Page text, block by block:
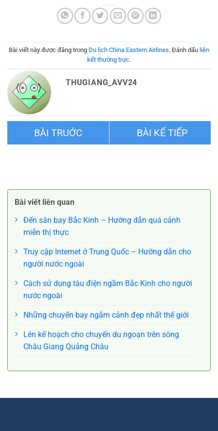
Bài viết này được đăng trong Du lịch China Eastern Airlines. Đánh dấu liên
kết thường trực.
THUGIANG_AVV24
Bài viết liên quan
Đến sân bay Bắc Kinh – Hướng dẫn quá cảnh
miễn thị thực
Truy cập Internet ở Trung Quốc – Hướng dẫn cho
người nước ngoài
Cách sử dụng tàu điện ngầm Bắc Kinh cho người
nước ngoài
Những chuyến bay ngắm cảnh đẹp nhất thế giới
Lên kế hoạch cho chuyến du ngoạn trên sông
Châu Giang Quảng Châu